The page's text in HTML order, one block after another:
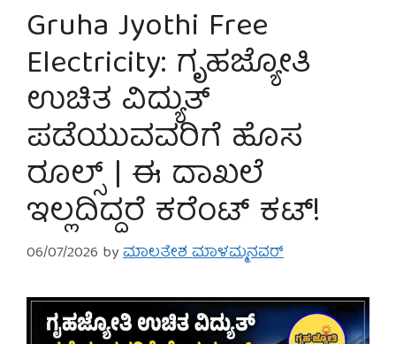
Gruha Jyothi Free
Electricity: ಗೃಹಜ್ಯೋತಿ
ಉಚಿತ ವಿದ್ಯುತ್
ಪಡೆಯುವವರಿಗೆ ಹೊಸ
ರೂಲ್ಸ್ | ಈ ದಾಖಲೆ
ಇಲ್ಲದಿದ್ದರೆ ಕರೆಂಟ್ ಕಟ್!
06/07/2026 byಮಾಲತೇಶ ಮಾಳಮ್ಮನವರ್